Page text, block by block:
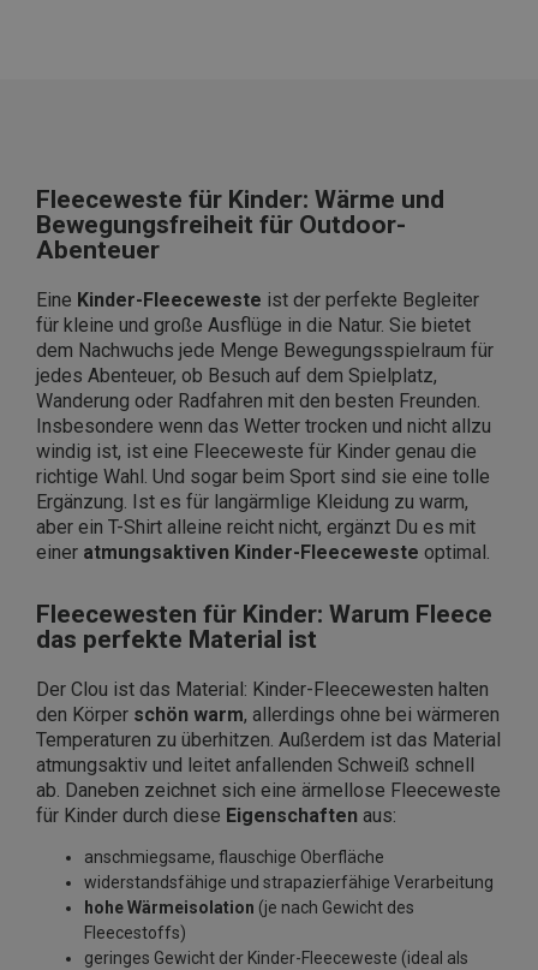
Fleeceweste für Kinder: Wärme und
Bewegungsfreiheit für Outdoor-
Abenteuer
Eine Kinder-Fleeceweste ist der perfekte Begleiter
für kleine und große Ausflüge in die Natur. Sie bietet
dem Nachwuchs jede Menge Bewegungsspielraum für
jedes Abenteuer, ob Besuch auf dem Spielplatz,
Wanderung oder Radfahren mit den besten Freunden.
Insbesondere wenn das Wetter trocken und nicht allzu
windig ist, ist eine Fleeceweste für Kinder genau die
richtige Wahl. Und sogar beim Sport sind sie eine tolle
Ergänzung. Ist es für langärmlige Kleidung zu warm,
aber ein T-Shirt alleine reicht nicht, ergänzt Du es mit
einer atmungsaktiven Kinder-Fleeceweste optimal.
Fleecewesten für Kinder: Warum Fleece
das perfekte Material ist
Der Clou ist das Material: Kinder-Fleecewesten halten
den Körper schön warm, allerdings ohne bei wärmeren
Temperaturen zu überhitzen. Außerdem ist das Material
atmungsaktiv und leitet anfallenden Schweiß schnell
ab. Daneben zeichnet sich eine ärmellose Fleeceweste
für Kinder durch diese Eigenschaften aus:
anschmiegsame, flauschige Oberfläche
widerstandsfähige und strapazierfähige Verarbeitung
hohe Wärmeisolation (je nach Gewicht des
Fleecestoffs)
geringes Gewicht der Kinder-Fleeceweste (ideal als